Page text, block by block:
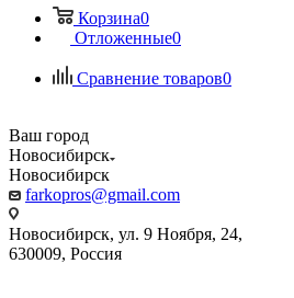
Корзина0
Отложенные0
Сравнение товаров0
Ваш город
Новосибирск
Новосибирск
farkopros@gmail.com
Новосибирск, ул. 9 Ноября, 24,
630009, Россия